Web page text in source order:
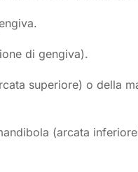
di gengiva).
superiore) o della
(arcata